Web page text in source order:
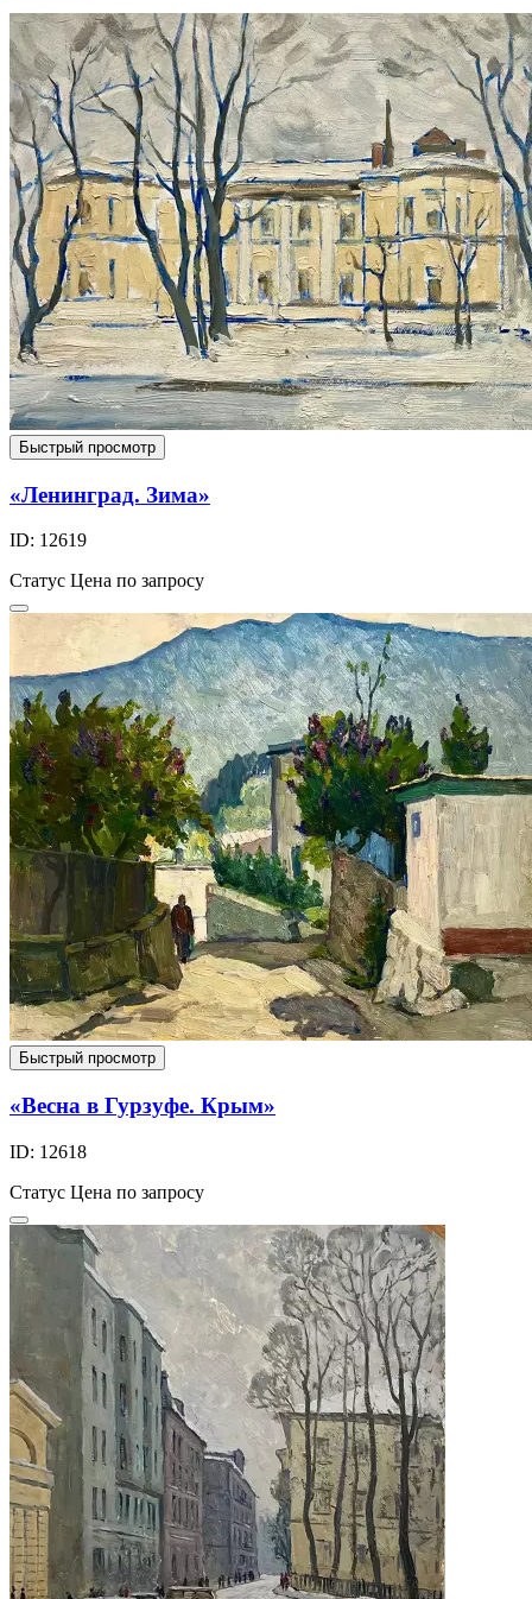
Быстрый просмотр
«Ленинград. Зима»
ID: 12619
Статус Цена по запросу
Быстрый просмотр
«Весна в Гурзуфе. Крым»
ID: 12618
Статус Цена по запросу